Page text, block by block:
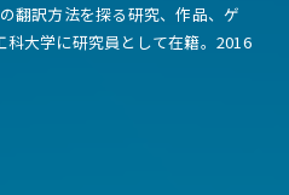
翻訳方法を探る研究、作品、ゲ
大学に研究員として在籍。2016